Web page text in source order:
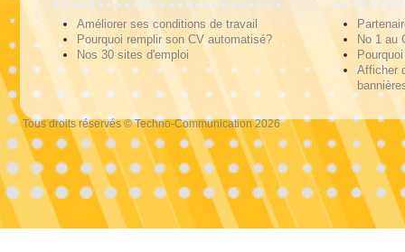
Améliorer ses conditions de travail
Pourquoi remplir son CV automatisé?
Nos 30 sites d'emploi
No 1 au
Afficher
Tous droits réservés © Techno-Communication 2026